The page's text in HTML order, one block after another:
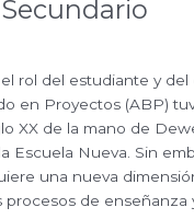
rol del estudiante y
en Proyectos (ABP)
XX de la mano de
Escuela Nueva. Sin
una nueva
procesos de enseñanza